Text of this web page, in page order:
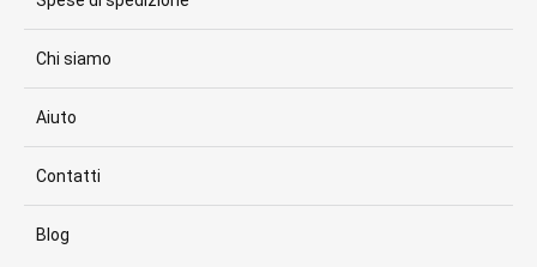
Chi siamo
Aiuto
Contatti
Blog